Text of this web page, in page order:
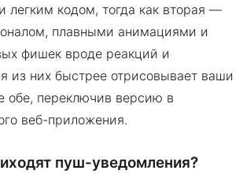
легким кодом, тогда как вторая —
плавными анимациями и
фишек вроде реакций и
из них быстрее отрисовывает ваши
обе, переключив версию в
веб-приложения.
пуш-уведомления?